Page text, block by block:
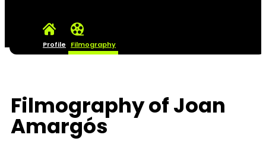
Profile Filmography
Filmography of Joan
Amargós